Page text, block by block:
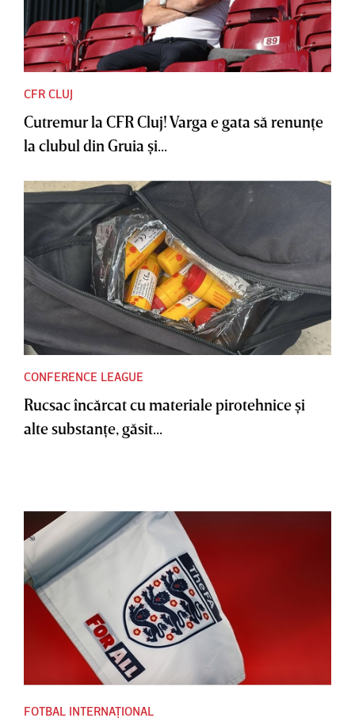
CFR CLUJ
Cutremur la CFR Cluj! Varga e gata să renunţe
la clubul din Gruia şi...
CONFERENCE LEAGUE
Rucsac încărcat cu materiale pirotehnice şi
alte substanţe, găsit...
FOTBAL INTERNAȚIONAL